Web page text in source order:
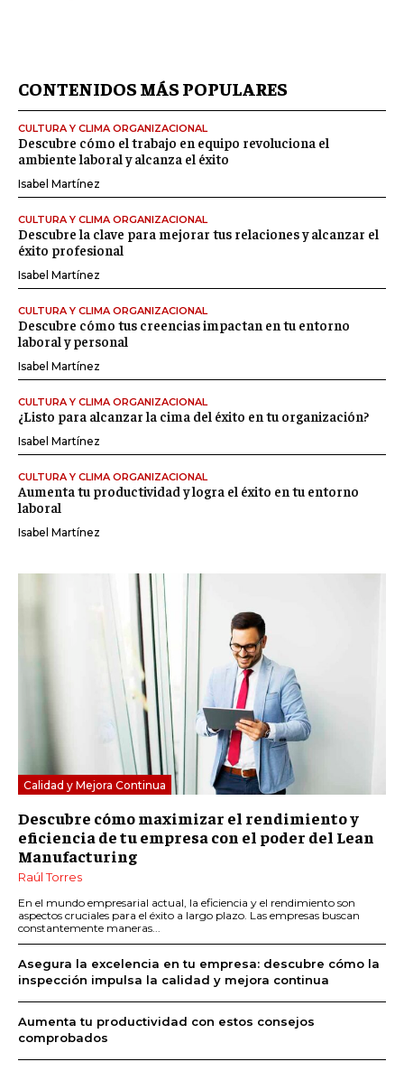
CONTENIDOS MÁS POPULARES
CULTURA Y CLIMA ORGANIZACIONAL
Descubre cómo el trabajo en equipo revoluciona el
ambiente laboral y alcanza el éxito
Isabel Martínez
CULTURA Y CLIMA ORGANIZACIONAL
Descubre la clave para mejorar tus relaciones y alcanzar el
éxito profesional
Isabel Martínez
CULTURA Y CLIMA ORGANIZACIONAL
Descubre cómo tus creencias impactan en tu entorno
laboral y personal
Isabel Martínez
CULTURA Y CLIMA ORGANIZACIONAL
¿Listo para alcanzar la cima del éxito en tu organización?
Isabel Martínez
CULTURA Y CLIMA ORGANIZACIONAL
Aumenta tu productividad y logra el éxito en tu entorno
laboral
Isabel Martínez
Calidad y Mejora Continua
Descubre cómo maximizar el rendimiento y
eficiencia de tu empresa con el poder del Lean
Manufacturing
Raúl Torres
En el mundo empresarial actual, la eficiencia y el rendimiento son
aspectos cruciales para el éxito a largo plazo. Las empresas buscan
constantemente maneras...
Asegura la excelencia en tu empresa: descubre cómo la
inspección impulsa la calidad y mejora continua
Aumenta tu productividad con estos consejos
comprobados